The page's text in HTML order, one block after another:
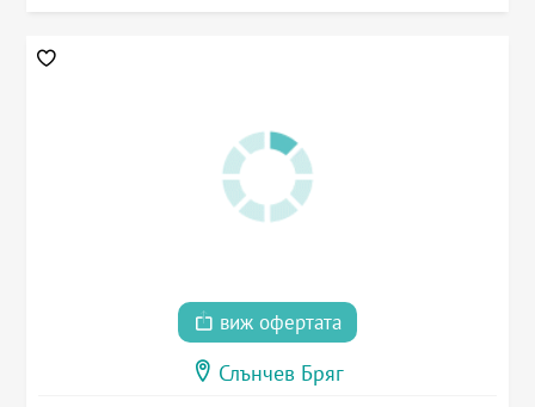
виж офертата
Слънчев Бряг